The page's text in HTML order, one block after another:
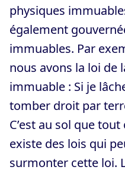
physiques
également
immuables. Par
nous avons la loi de
immuable : Si je
tomber droit par
C’est au sol que
existe des lois qui
surmonter cette loi.